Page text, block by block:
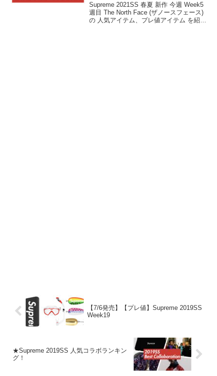
Supreme 2021SS 春夏 新作 今週 Week5
週目 The North Face (ザノースフェース)
の 人気アイテム、プレ値アイテム を紹
【7/6発売】【プレ値】Supreme 2019SS
Week19
★Supreme 2019SS 人気コラボランキン
グ！